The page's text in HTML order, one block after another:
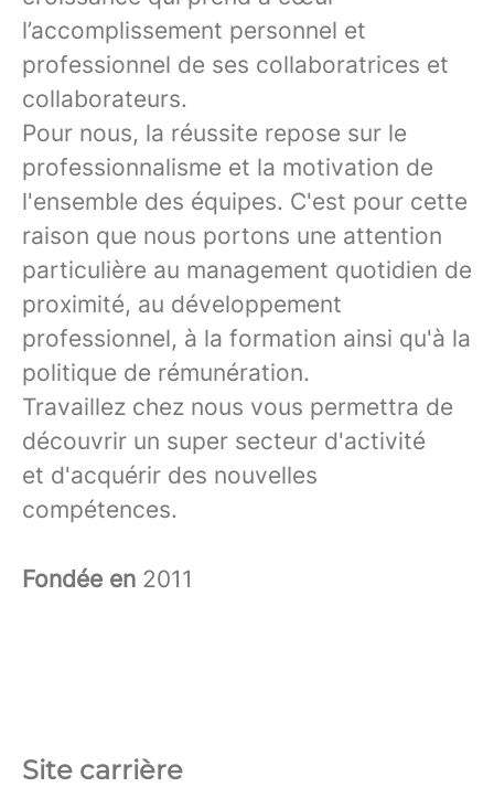
l’accomplissement personnel et
professionnel de ses collaboratrices et
collaborateurs.
Pour nous, la réussite repose sur le
professionnalisme et la motivation de
l'ensemble des équipes. C'est pour cette
raison que nous portons une attention
particulière au management quotidien de
proximité, au développement
professionnel, à la formation ainsi qu'à la
politique de rémunération.
Travaillez chez nous vous permettra de
découvrir un super secteur d'activité
et d'acquérir des nouvelles
compétences.
Fondée en 2011
Site carrière